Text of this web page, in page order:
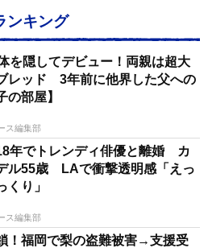
ンキング
を隠してデビュー！両親は超大
レッド 3年前に他界した父への
の部屋】
ス編集部
年でトレンディ俳優と離婚 カ
ル55歳 LAで衝撃透明感「えっ
くり」
ス編集部
！福岡で梨の盗難被害→支援受